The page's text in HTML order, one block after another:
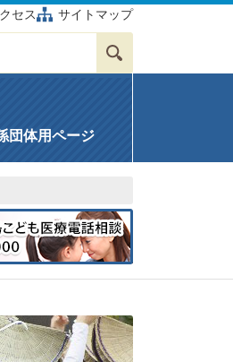
セス
サイトマップ
団体用ページ